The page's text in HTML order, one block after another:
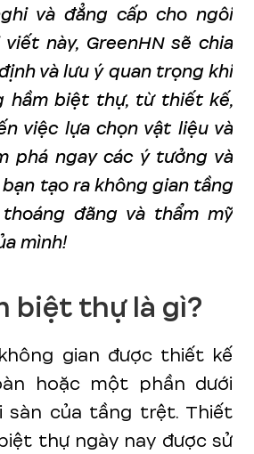
và đẳng cấp cho ngôi
này, GreenHN sẽ chia
và lưu ý quan trọng khi
hầm biệt thự, từ thiết kế,
việc lựa chọn vật liệu và
phá ngay các ý tưởng và
tạo ra không gian tầng
đãng và thẩm mỹ
mình!
biệt thự là gì?
gian được thiết kế
hoặc một phần dưới
sàn của tầng trệt. Thiết
thự ngày nay được sử